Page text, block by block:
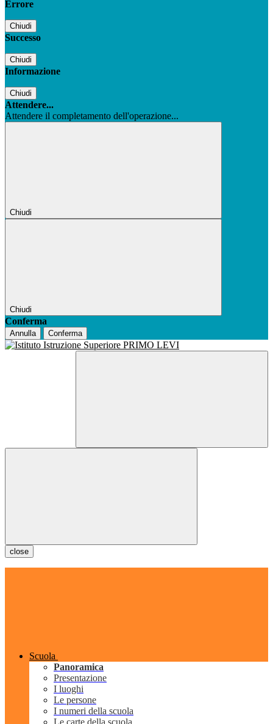
Errore
Chiudi
Successo
Chiudi
Informazione
Chiudi
Attendere...
Attendere il completamento dell'operazione...
Chiudi
Chiudi
Conferma
Annulla Conferma
close
Scuola
Panoramica
Presentazione
I luoghi
Le persone
I numeri della scuola